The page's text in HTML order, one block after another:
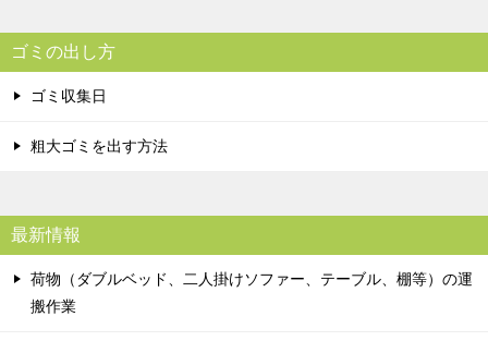
ゴミの出し方
ゴミ収集日
粗大ゴミを出す方法
最新情報
荷物（ダブルベッド、二人掛けソファー、テーブル、棚等）の運
搬作業